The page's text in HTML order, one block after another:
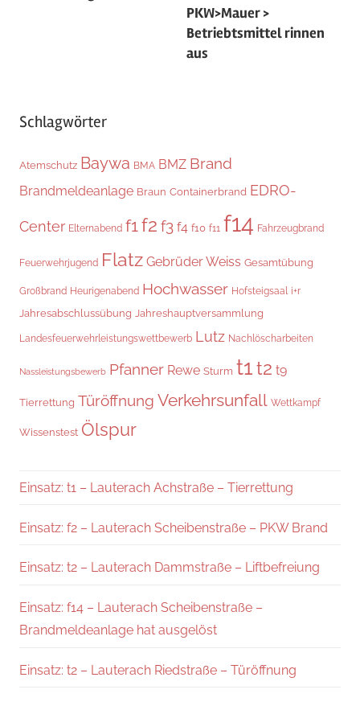
PKW>Mauer >
Betriebtsmittel rinnen
aus
Schlagwörter
Atemschutz Baywa BMA BMZ Brand
Brandmeldeanlage Braun Containerbrand EDRO-
Center Elternabend f1f2 f3 f4 f10 f11 f14 Fahrzeugbrand
Feuerwehrjugend Flatz Gebrüder Weiss Gesamtübung
Großbrand Heurigenabend Hochwasser Hofsteigsaal i+r
Jahresabschlussübung Jahreshauptversammlung
Landesfeuerwehrleistungswettbewerb Lutz Nachlöscharbeiten
Nassleistungsbewerb Pfanner Rewe Sturm t1t2 t9
Tierrettung Türöffnung Verkehrsunfall Wettkampf
Wissenstest Ölspur
Einsatz: t1 – Lauterach Achstraße – Tierrettung
Einsatz: f2 – Lauterach Scheibenstraße – PKW Brand
Einsatz: t2 – Lauterach Dammstraße – Liftbefreiung
Einsatz: f14 – Lauterach Scheibenstraße –
Brandmeldeanlage hat ausgelöst
Einsatz: t2 – Lauterach Riedstraße – Türöffnung